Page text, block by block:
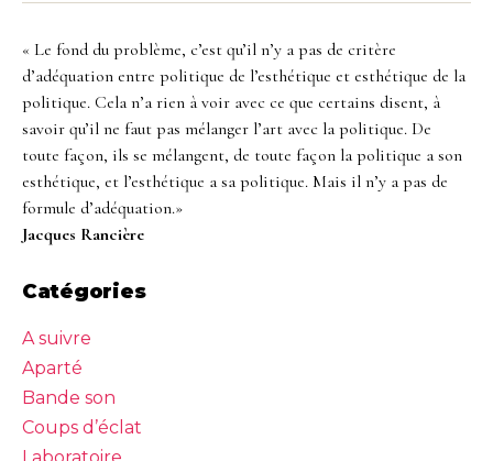
« Le fond du problème, c’est qu’il n’y a pas de critère
d’adéquation entre politique de l’esthétique et esthétique de la
politique. Cela n’a rien à voir avec ce que certains disent, à
savoir qu’il ne faut pas mélanger l’art avec la politique. De
toute façon, ils se mélangent, de toute façon la politique a son
esthétique, et l’esthétique a sa politique. Mais il n’y a pas de
formule d’adéquation.»
Jacques Rancière
Catégories
A suivre
Aparté
Bande son
Coups d’éclat